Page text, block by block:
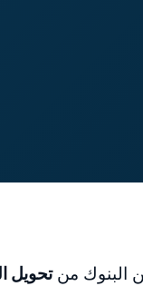
البنوك منتحويل